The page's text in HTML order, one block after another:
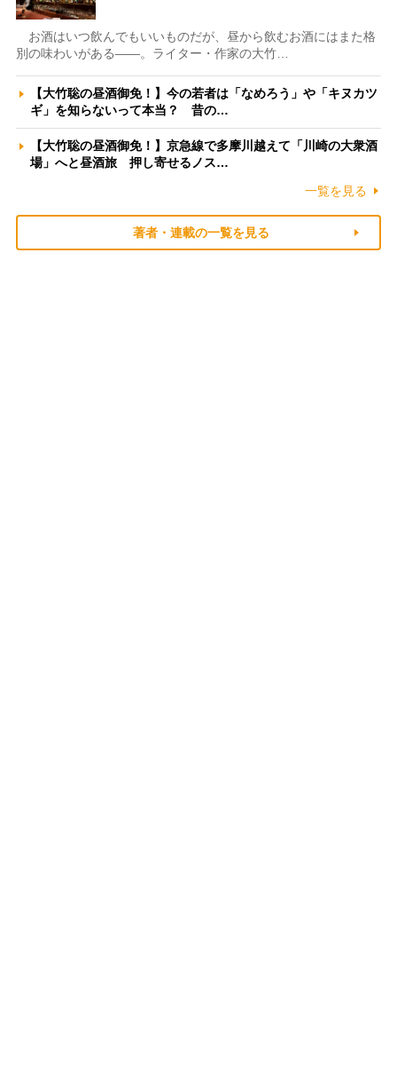
お酒はいつ飲んでもいいものだが、昼から飲むお酒にはまた格
別の味わいがある――。ライター・作家の大竹…
【大竹聡の昼酒御免！】今の若者は「なめろう」や「キヌカツ
ギ」を知らないって本当？ 昔の…
【大竹聡の昼酒御免！】京急線で多摩川越えて「川崎の大衆酒
場」へと昼酒旅 押し寄せるノス…
一覧を見る
著者・連載の一覧を見る